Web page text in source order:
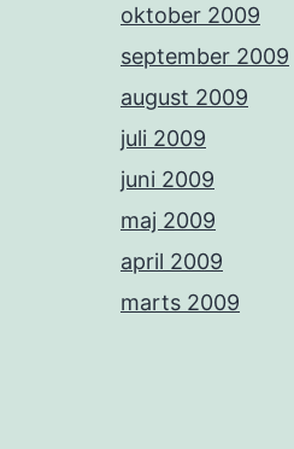
oktober 2009
september 2009
august 2009
juli 2009
juni 2009
maj 2009
april 2009
marts 2009